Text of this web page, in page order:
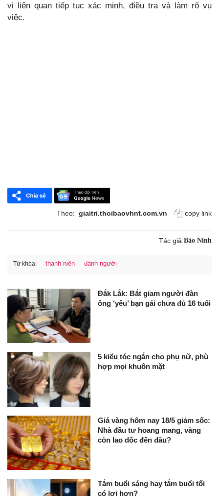
vị liên quan tiếp tục xác minh, điều tra và làm rõ vụ
việc.
Theo: giaitri.thoibaovhnt.com.vn copy link
Tác giả:Bảo Ninh
Từ khóa: thanh niên đánh người
Đắk Lắk: Bắt giam người đàn
ông ‘yêu’ bạn gái chưa đủ 16 tuổi
5 kiểu tóc ngắn cho phụ nữ, phù
hợp mọi khuôn mặt
Giá vàng hôm nay 18/5 giảm sốc:
Nhà đầu tư hoang mang, vàng
còn lao dốc đến đâu?
Tắm buổi sáng hay tắm buổi tối
có lợi hơn?